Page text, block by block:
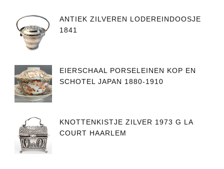
ANTIEK ZILVEREN LODEREINDOOSJE
1841
EIERSCHAAL PORSELEINEN KOP EN
SCHOTEL JAPAN 1880-1910
KNOTTENKISTJE ZILVER 1973 G LA
COURT HAARLEM